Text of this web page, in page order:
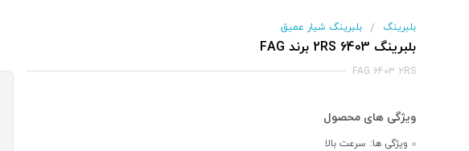
بلبرینگ / بلبرینگ شیار عمیق
بلبرینگ 6403 2RS برند FAG
FAG 6403 2RS
ویژگی ها: سرعت بالا